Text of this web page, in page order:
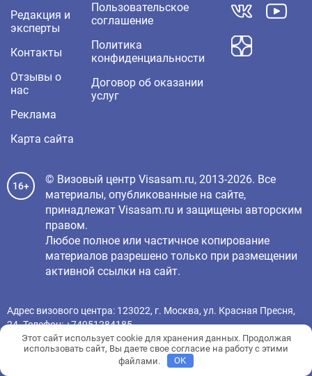
Редакция и
эксперты
Контакты
Отзывы о
нас
Реклама
Карта сайта
Пользовательское
соглашение
Политика
конфиденциальности
Договор об оказании
услуг
16+
© Визовый центр Visasam.ru, 2013-2026. Все
материалы, опубликованные на сайте,
принадлежат Visasam.ru и защищены авторским
правом.
Любое полное или частичное копирование
материалов разрешено только при размещении
активной ссылки на сайт.
Адрес визового центра: 123022, г. Москва, ул. Красная Пресня,
24. Телефон:+74951284185
ИП Соколов Борис Александрович ОГРНИП 317527500107676
Номер государственной регистрации товарного знака на сайте
Федеральной Службы по интеллектуальной собственности РФ
Этот сайт использует cookie для хранения данных. Продолжая
использовать сайт, Вы даете свое согласие на работу с этими
файлами.
OK